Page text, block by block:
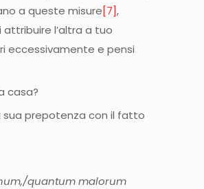
a queste misure[7],
l’altra a tuo
eccessivamente e pensi
casa?
sua prepotenza con il fatto
quantum malorum